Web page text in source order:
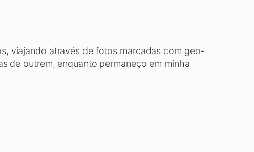
viajando através de fotos marcadas com geo-
de outrem, enquanto permaneço em minha